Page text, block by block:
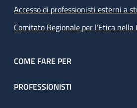
Accesso di professionisti esterni a
Comitato Regionale per l’Etica nella
COME FARE PER
PROFESSIONISTI